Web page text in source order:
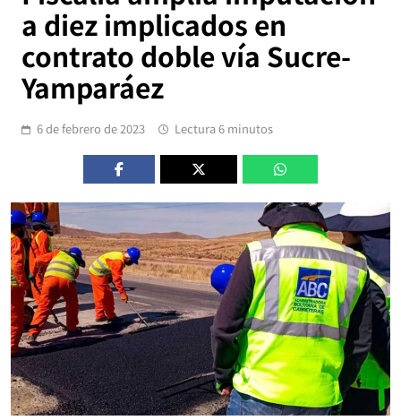
a diez implicados en
contrato doble vía Sucre-
Yamparáez
6 de febrero de 2023 Lectura 6 minutos